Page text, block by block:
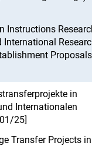
Instructions
International
in
Internationalen
25]
Transfer Projects in